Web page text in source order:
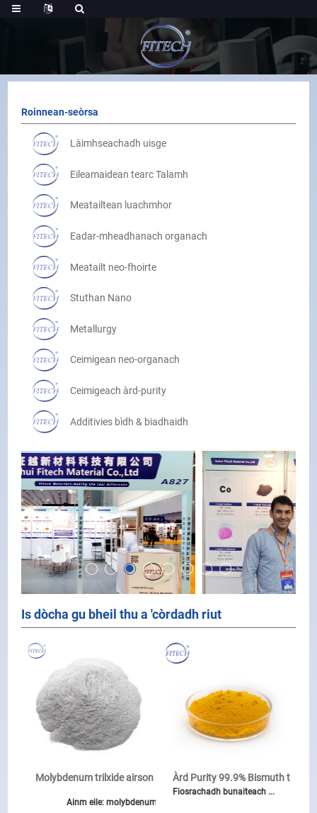
Roinnean-seòrsa
Làimhseachadh uisge
Eileamaidean tearc Talamh
Meatailtean luachmhor
Eadar-mheadhanach organach
Meatailt neo-fhoirte
Stuthan Nano
Metallurgy
Ceimigean neo-organach
Ceimigeach àrd-purity
Additivies bìdh & biadhaidh
Alloys Ferro
Uidheamachd
Is dòcha gu bheil thu a 'còrdadh riut
Molybdenum trilxide airson an ...
Ainm eile: molybdenum oxide
Àrd Purity 99.9% Bismuth t ...
Fiosrachadh bunaiteach ...